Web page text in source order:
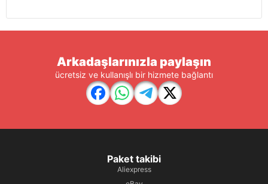
Arkadaşlarınızla paylaşın
ücretsiz ve kullanışlı bir hizmete bağlantı
Paket takibi
Aliexpress